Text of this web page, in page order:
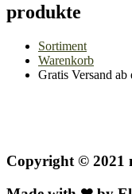
produkte
Sortiment
Warenkorb
Gratis Versand
Copyright © 2021